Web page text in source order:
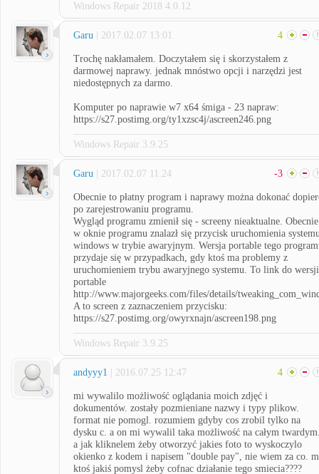
Windows Repair 2018 4.0.12
Garu | 2017.02.07 13:01 4
Trochę nakłamałem. Doczytałem się i skorzystałem z
darmowej naprawy. jednak mnóstwo opcji i narzędzi jest
niedostępnych za darmo.
Komputer po naprawie w7 x64 śmiga - 23 napraw:
https://s27.postimg.org/ty1xzsc4j/ascreen246.png
Windows Repair 3.9.25
Garu | 2017.02.07 11:24 -3
Obecnie to płatny program i naprawy można dokonać
po zarejestrowaniu programu.
Wygląd programu zmienił się - screeny nieaktualne. Obecnie
w oknie programu znalazł się przycisk uruchomienia
windows w trybie awaryjnym. Wersja portable tego
przydaje się w przypadkach, gdy ktoś ma problemy z
uruchomieniem trybu awaryjnego systemu. To link do wersji
portable
http://www.majorgeeks.com/files/details/
A to screen z zaznaczeniem przycisku:
https://s27.postimg.org/owyrxnajn/ascreen198.png
Windows Repair 3.9.25
andyyy1 | 2016.07.25 12:47 4
mi wywalilo możliwość oglądania moich zdjęć i
dokumentów. zostały pozmieniane nazwy i typy plikow.
format nie pomogl. rozumiem gdyby cos zrobil tylko na
dysku c. a on mi wywalil taka możliwość na całym
a jak kliknelem żeby otworzyć jakies foto to wyskoczylo
okienko z kodem i napisem "double pay", nie wiem za co.
ktoś jakiś pomysl żeby cofnac działanie tego smiecia????